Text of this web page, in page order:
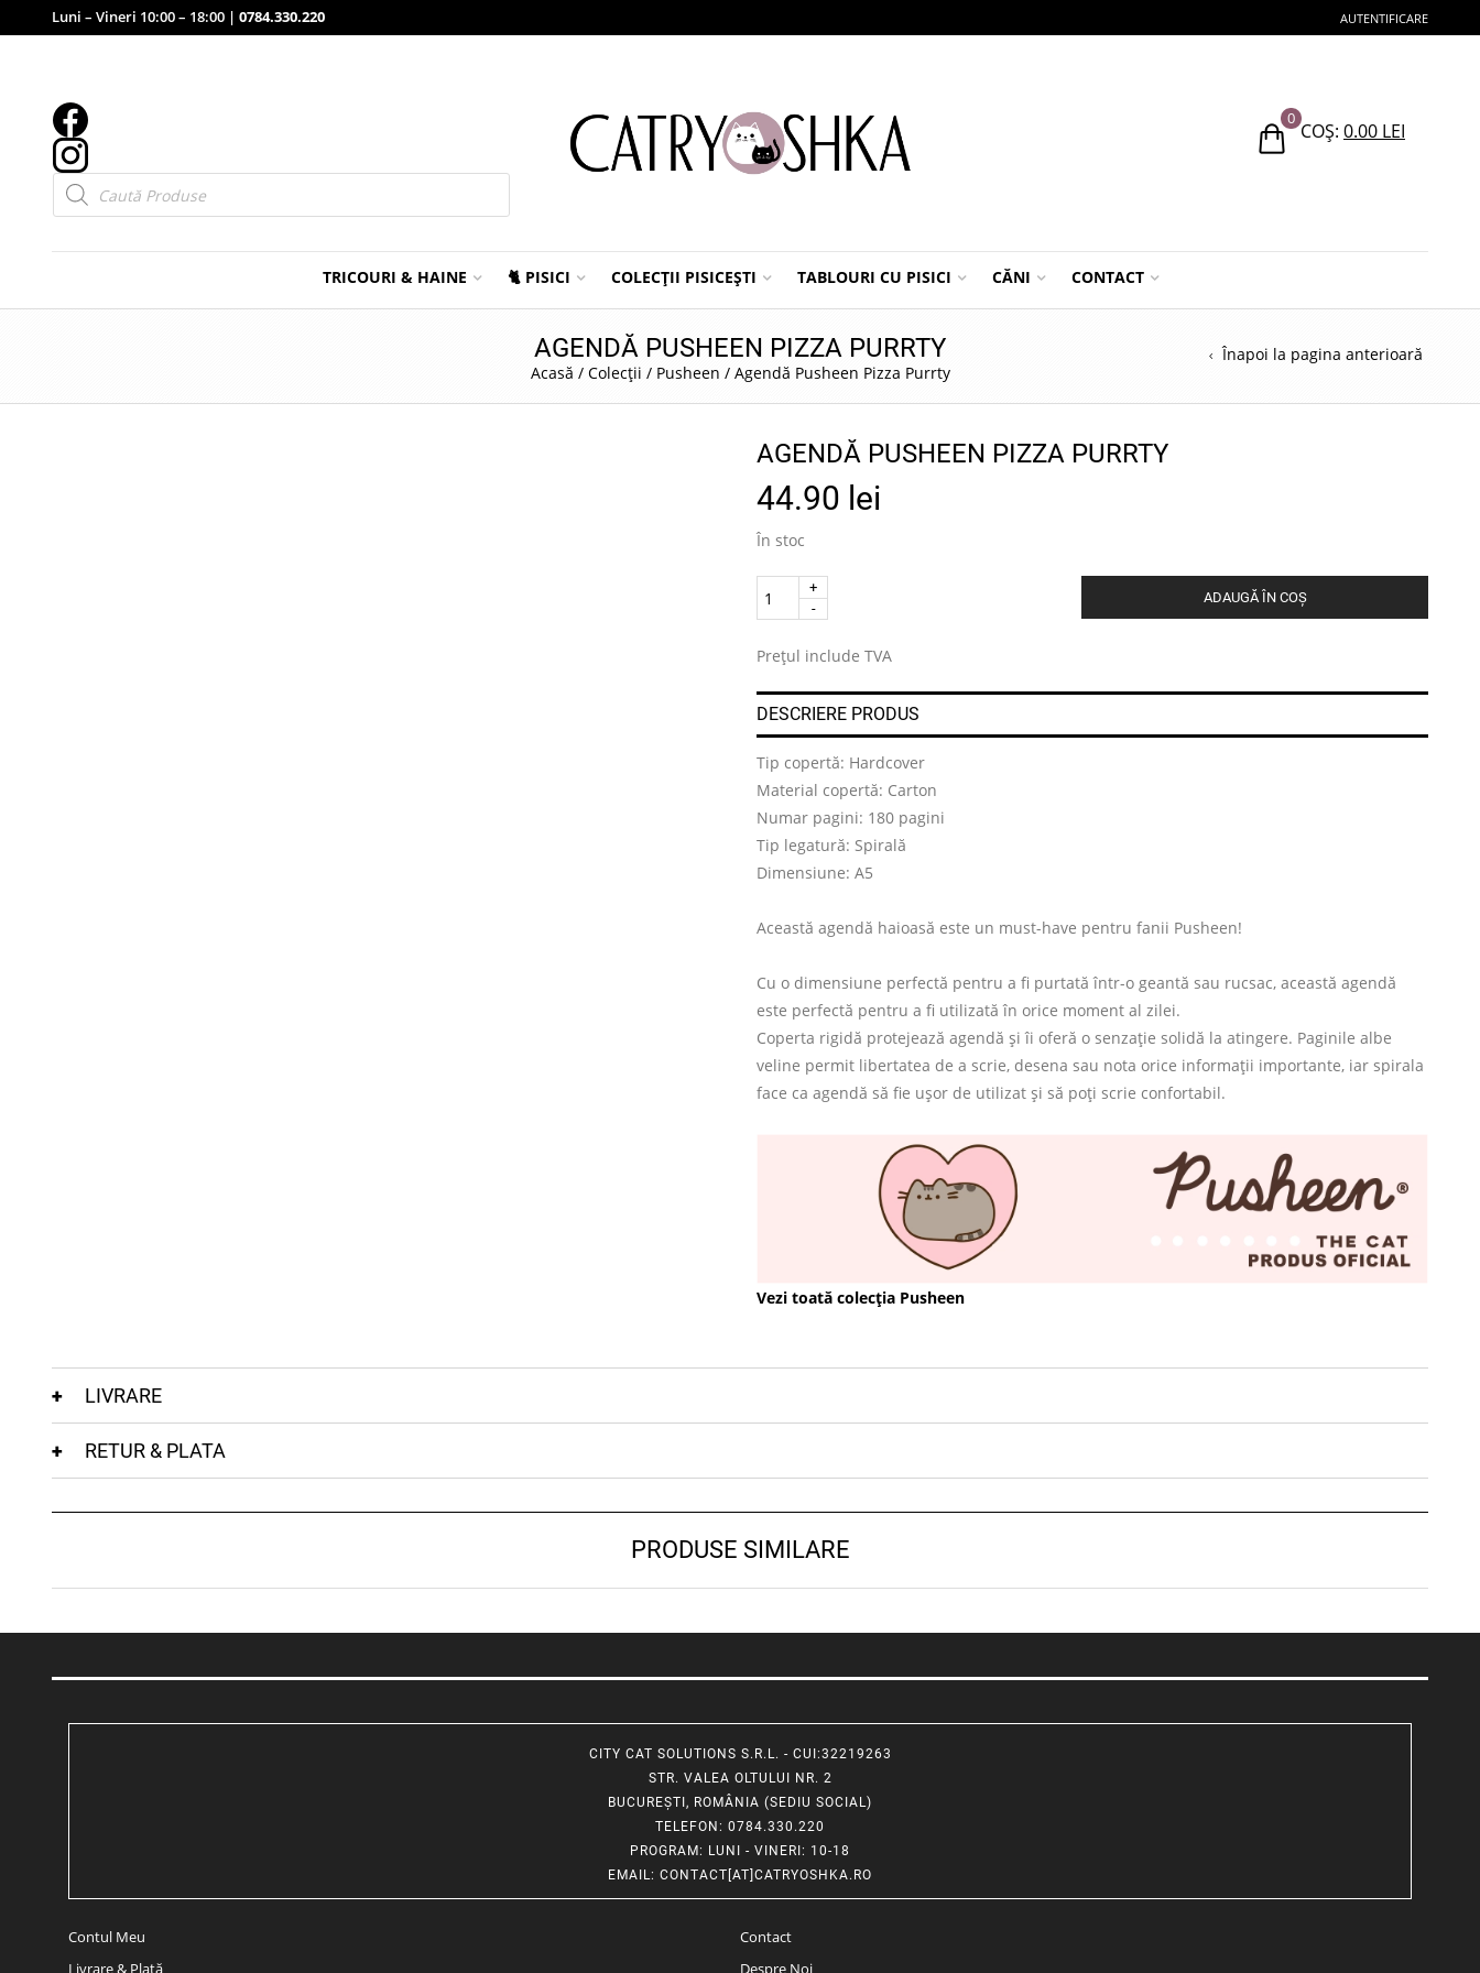
Luni – Vineri 10:00 – 18:00 | 0784.330.220 AUTENTIFICARE
Products
search
0
COȘ: 0.00 LEI
TRICOURI & HAINE 🐈 PISICI COLECȚII PISICEȘTI TABLOURI CU PISICI CĂNI CONTACT
AGENDĂ PUSHEEN PIZZA PURRTY
Acasă / Colecții / Pusheen / Agendă Pusheen Pizza Purrty
Înapoi la pagina anterioară
AGENDĂ PUSHEEN PIZZA PURRTY
44.90 lei
În stoc
Quantity
ADAUGĂ ÎN COȘ
Prețul include TVA
DESCRIERE PRODUS
Tip copertă: Hardcover
Material copertă: Carton
Numar pagini: 180 pagini
Tip legatură: Spirală
Dimensiune: A5
Această agendă haioasă este un must-have pentru fanii Pusheen!
Cu o dimensiune perfectă pentru a fi purtată într-o geantă sau rucsac, această agendă
este perfectă pentru a fi utilizată în orice moment al zilei.
Coperta rigidă protejează agendă și îi oferă o senzație solidă la atingere. Paginile albe
veline permit libertatea de a scrie, desena sau nota orice informații importante, iar spirala
face ca agendă să fie ușor de utilizat și să poți scrie confortabil.
Vezi toată colecția Pusheen
LIVRARE
RETUR & PLATA
PRODUSE SIMILARE
CITY CAT SOLUTIONS S.R.L. - CUI:32219263
STR. VALEA OLTULUI NR. 2
BUCUREȘTI, ROMÂNIA (SEDIU SOCIAL)
TELEFON : 0784.330.220
PROGRAM: LUNI - VINERI: 10-18
EMAIL: CONTACT[AT]CATRYOSHKA.RO
Contul Meu
Contact